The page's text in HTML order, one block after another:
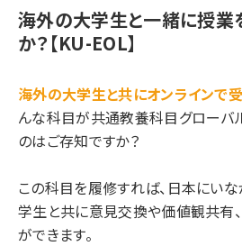
海外の大学生と一緒に授業
か？【KU-EOL】
海外の大学生と共にオンラインで
んな科目が共通教養科目グローバ
のはご存知ですか？
この科目を履修すれば、日本にい
学生と共に意見交換や価値観共有
ができます。